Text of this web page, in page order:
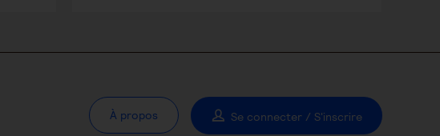
À propos Se connecter / S'inscrire